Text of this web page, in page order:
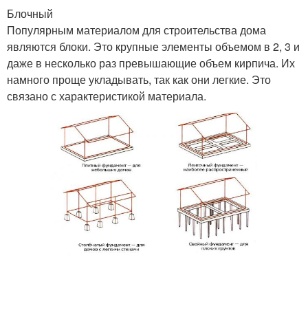
Блочный
Популярным материалом для строительства дома
являются блоки. Это крупные элементы объемом в 2, 3 и
даже в несколько раз превышающие объем кирпича. Их
намного проще укладывать, так как они легкие. Это
связано с характеристикой материала.